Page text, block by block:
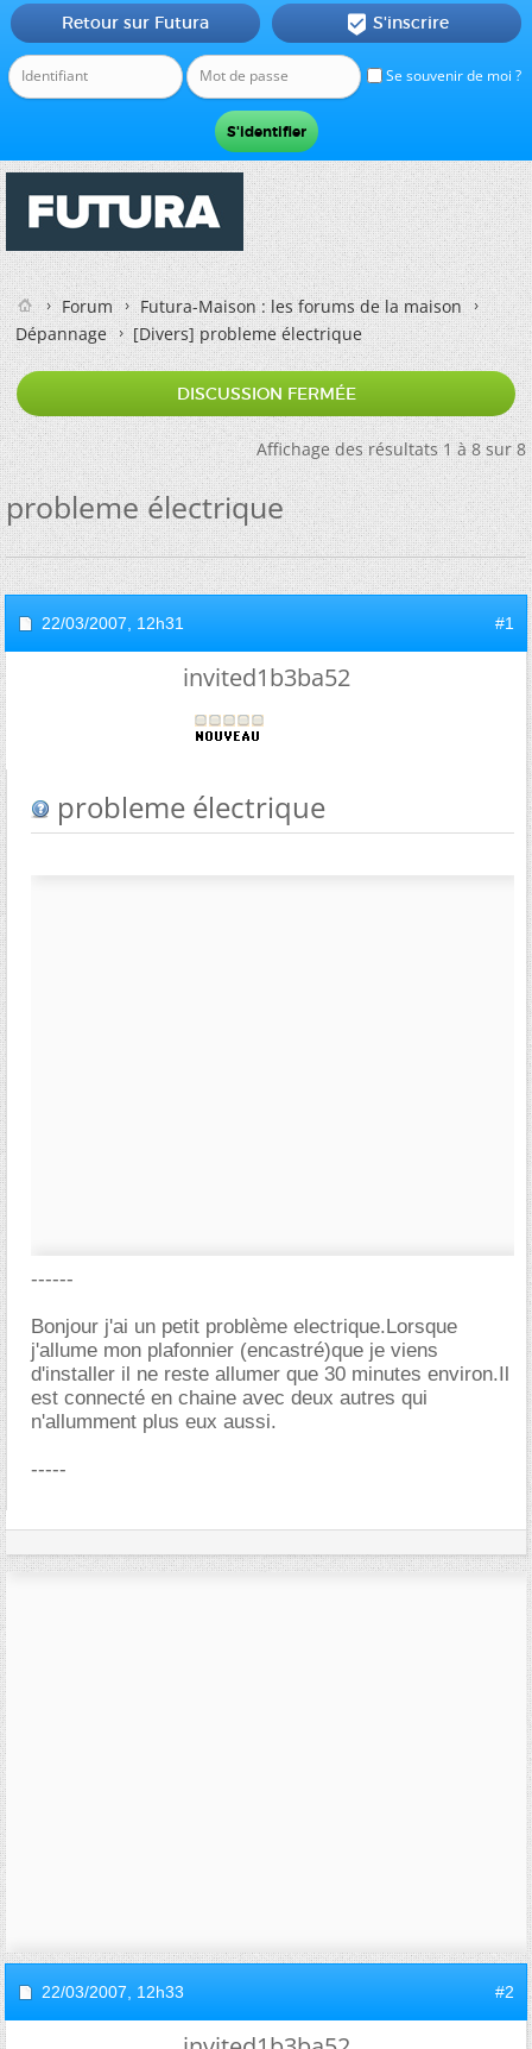
Se souvenir de moi ?
Retour sur Futura  S'inscrire
Forum
Futura-Maison : les forums de la maison
Dépannage
[Divers]probleme électrique
DISCUSSION FERMÉE
Affichage des résultats 1 à 8 sur 8
probleme électrique
22/03/2007, 12h31 #1
invited1b3ba52
probleme électrique
------
Bonjour j'ai un petit problème electrique.Lorsque
j'allume mon plafonnier (encastré)que je viens
d'installer il ne reste allumer que 30 minutes environ.Il
est connecté en chaine avec deux autres qui
n'allumment plus eux aussi.
-----
22/03/2007, 12h33 #2